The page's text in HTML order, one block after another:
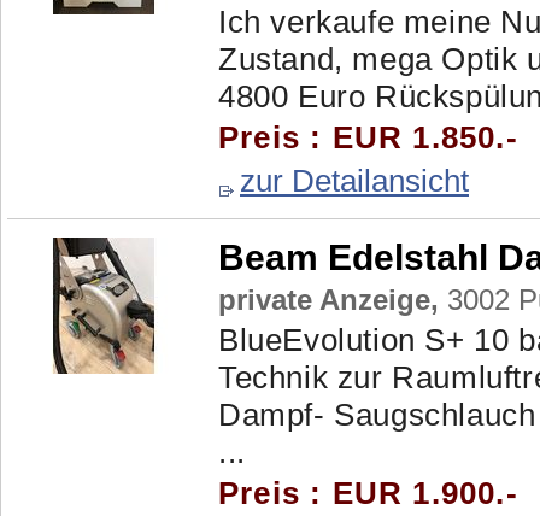
Ich verkaufe meine
Zustand, mega Optik
4800 Euro
Preis : EUR 1.850.-
zur Detailansicht
Beam Edelstahl
private Anzeige, 3002
BlueEvolution S+ 10
Technik zur
Dampf-
...
Preis : EUR 1.900.-